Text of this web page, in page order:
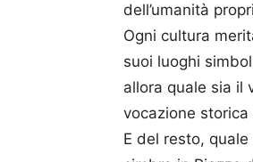
dell’umanità
Ogni cultura
suoi luoghi
allora quale sia il
vocazione storica
E del resto,